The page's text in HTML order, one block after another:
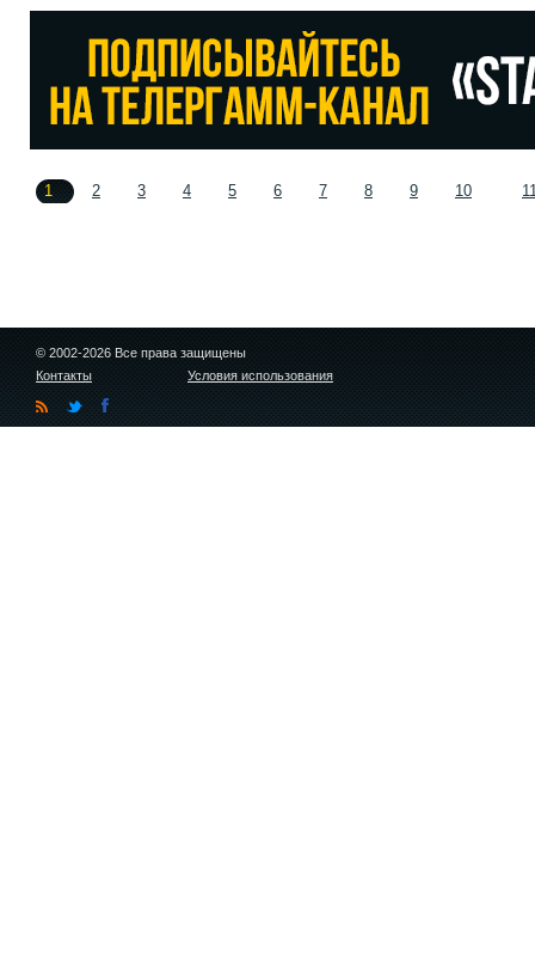
1 2 3 4 5 6 7 8 9 10
© 2002-2026 Все права защищены
Контакты
Условия использования